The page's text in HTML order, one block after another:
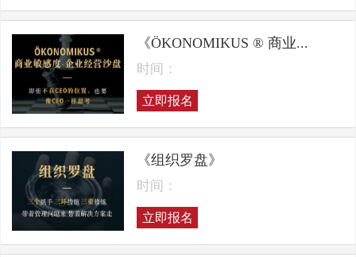
《ÖKONOMIKUS ® 商业...
时间：
立即报名
《组织罗盘》
时间：
立即报名